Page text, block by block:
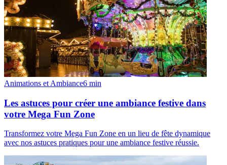
Animations et Ambiance6 min
Les astuces pour créer une ambiance festive dans
votre Mega Fun Zone
Transformez votre Mega Fun Zone en un lieu de fête dynamique
avec nos astuces pratiques pour une ambiance festive réussie.